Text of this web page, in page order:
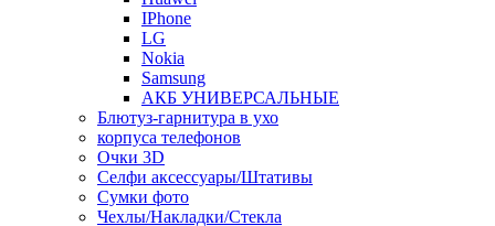
IPhone
LG
Nokia
Samsung
АКБ УНИВЕРСАЛЬНЫЕ
Блютуз-гарнитура в ухо
корпуса телефонов
Очки 3D
Селфи аксессуары/Штативы
Сумки фото
Чехлы/Накладки/Стекла